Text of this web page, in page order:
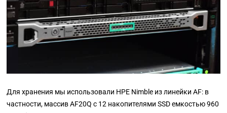
Для хранения мы использовали HPE Nimble из линейки AF: в
частности, массив AF20Q с 12 накопителями SSD емкостью 960